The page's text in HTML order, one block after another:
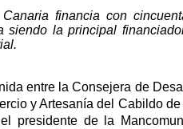
financia con
siendo la principal
entre la Consejera de
y Artesanía del Cabildo de
presidente de la